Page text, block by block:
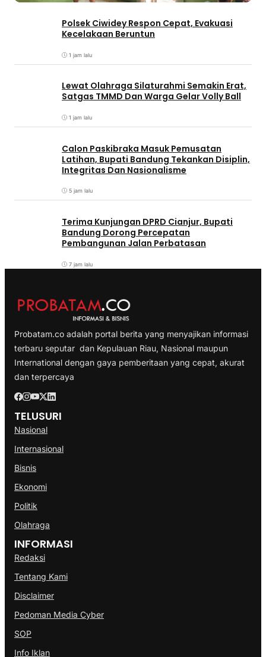
Polsek Ciwidey Respon Cepat, Evakuasi
Kecelakaan Beruntun
1 jam lalu
Lewat Olahraga Silaturahmi Semakin Erat,
Satgas TMMD Dan Warga Gelar Volly Ball
1 jam lalu
Calon Paskibraka Masuk Pemusatan
Latihan, Bupati Bandung Tekankan Disiplin,
Integritas Dan Nasionalisme
5 jam lalu
Terima Kunjungan DPRD Cianjur, Bupati
Bandung Dorong Percepatan
Pembangunan Jalan Perbatasan
7 jam lalu
Probatam.co adalah portal berita yang menyajikan informasi
terbaru seputar dan Kepulauan Riau, Nasional maupun
International dengan gaya pemberitaan yang cepat, akurat
dan terpercaya
TELUSURI
Nasional
Internasional
Bisnis
Ekonomi
Politik
Olahraga
INFORMASI
Redaksi
Tentang Kami
Disclaimer
Pedoman Media Cyber
SOP
Info Iklan